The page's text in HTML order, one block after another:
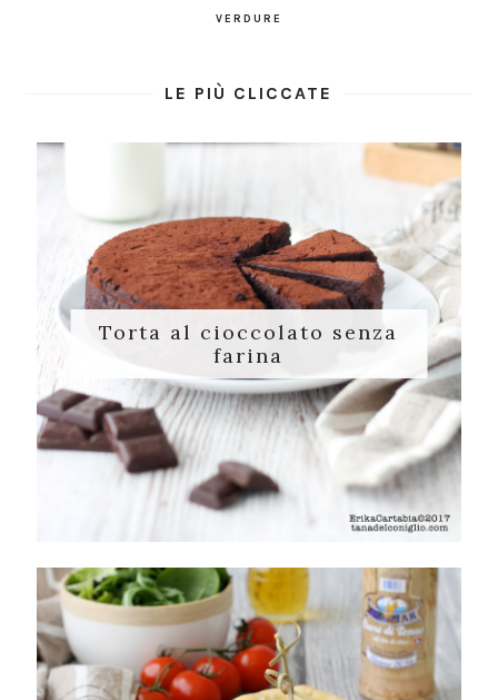
VERDURE
LE PIÙ CLICCATE
Torta al cioccolato senza
farina